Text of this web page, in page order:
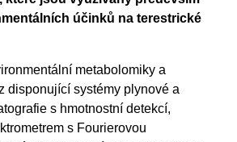
účinků na terestrické
metabolomiky a
disponující systémy plynové a
s hmotnostní detekcí,
s Fourierovou